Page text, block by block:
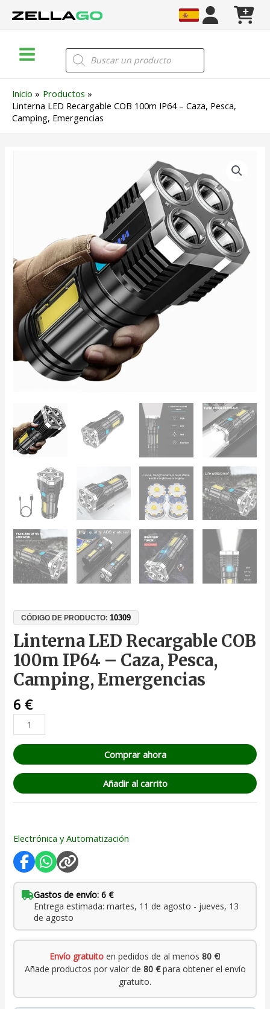
Menu
Búsqueda
de
productos
Inicio
Productos
Linterna LED Recargable COB 100m IP64 – Caza, Pesca,
Camping, Emergencias
CÓDIGO DE PRODUCTO:10309
Linterna LED Recargable COB
100m IP64 – Caza, Pesca,
Camping, Emergencias
6 €
Caza,
Pesca,
Camping,
Emergencias
cantidad
Comprar ahora
Añadir al carrito
Electrónica y Automatización
Gastos de envío: 6 €
Entrega estimada: martes, 11 de agosto - jueves, 13
de agosto
Envío gratuito en pedidos de al menos 80 €!
Añade productos por valor de 80 €para obtener el envío
gratuito.